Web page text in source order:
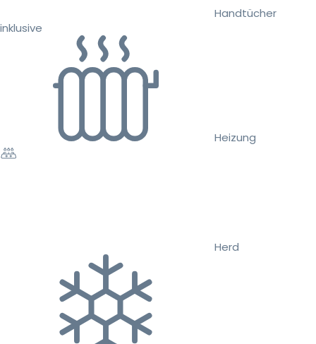
Handtücher
inklusive
Heizung
Herd